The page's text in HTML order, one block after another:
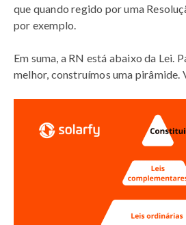
que quando regido por uma
por exemplo.
Em suma, a RN está abaixo da Lei.
melhor, construímos uma pirâmide.